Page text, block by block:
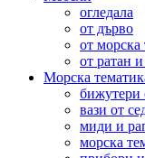
огледала
от дърво
от морска
от ратан
Морска
бижутери
вази от
миди и
морска